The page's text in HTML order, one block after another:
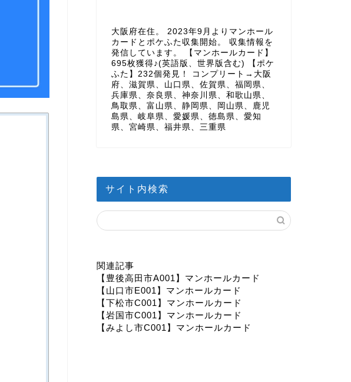
大阪府在住。 2023年9月よりマンホール
カードとポケふた収集開始。 収集情報を
発信しています。 【マンホールカード】
695枚獲得♪(英語版、世界版含む) 【ポケ
ふた】232個発見！ コンプリート→大阪
府、滋賀県、山口県、佐賀県、福岡県、
兵庫県、奈良県、神奈川県、和歌山県、
鳥取県、富山県、静岡県、岡山県、鹿児
島県、岐阜県、愛媛県、徳島県、愛知
県、宮崎県、福井県、三重県
サイト内検索
関連記事
【豊後高田市A001】マンホールカード
【山口市E001】マンホールカード
【下松市C001】マンホールカード
【岩国市C001】マンホールカード
【みよし市C001】マンホールカード